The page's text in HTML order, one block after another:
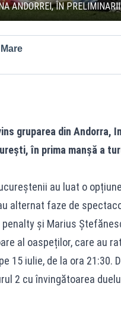
ANDORREI, ÎN
gruparea din Andorra,
în prima manșă a
au luat o
alternat faze de
penalty și Marius
al oaspeților, care au
15 iulie, de la ora 21:30.
2 cu învingătoarea